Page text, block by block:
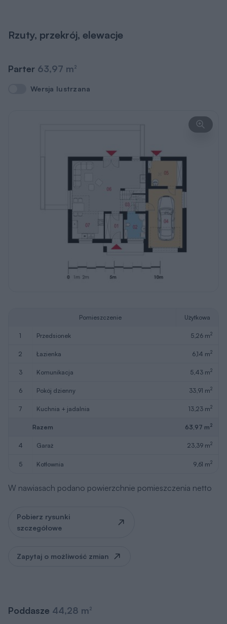
Rzuty, przekrój, elewacje
Parter 63,97 m2
Wersja lustrzana
Wersja lustrzana
Pomieszczenie Użytkowa
1 przedsionek 5,26 m2
2 łazienka 6,14 m2
3 komunikacja 5,43 m2
6 pokój dzienny 33,91 m2
7 kuchnia + jadalnia 13,23 m2
Razem 63,97 m2
4 garaż 23,39 m2
5 kotłownia 9,61 m2
W nawiasach podano powierzchnie pomieszczenia netto
Pobierz rysunki
szczegółowe
Zapytaj o możliwość zmian
Poddasze 44,28 m2